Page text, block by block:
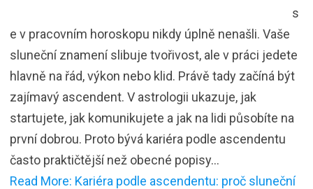
s
e v pracovním horoskopu nikdy úplně nenašli. Vaše
sluneční znamení slibuje tvořivost, ale v práci jedete
hlavně na řád, výkon nebo klid. Právě tady začíná být
zajímavý ascendent. V astrologii ukazuje, jak
startujete, jak komunikujete a jak na lidi působíte na
první dobrou. Proto bývá kariéra podle ascendentu
často praktičtější než obecné popisy…
Read More: Kariéra podle ascendentu: proč sluneční